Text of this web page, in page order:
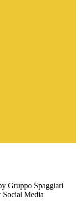
Gruppo Spaggiari
Social Media